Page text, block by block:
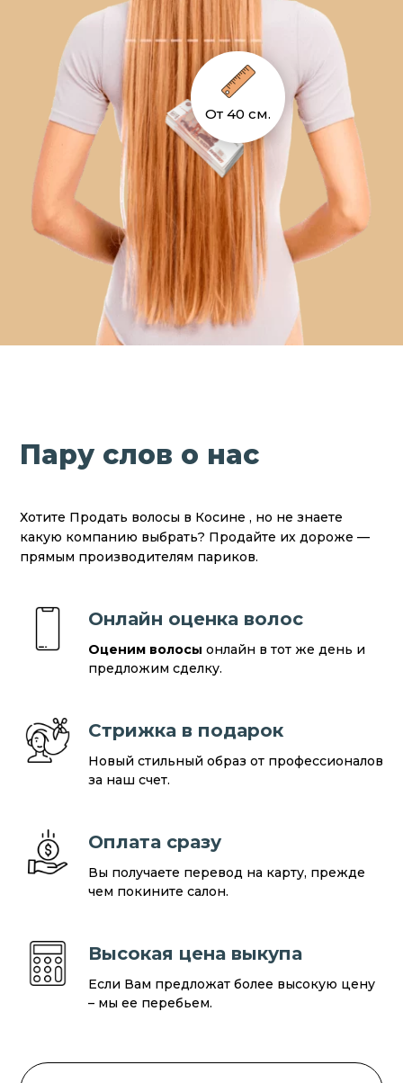
От 40 см.
Пару слов о нас
Хотите Продать волосы в Косине , но не знаете
какую компанию выбрать? Продайте их дороже —
прямым производителям париков.
Онлайн оценка волос
Оценим волосы онлайн в тот же день и
предложим сделку.
Стрижка в подарок
Новый стильный образ от профессионалов
за наш счет.
Оплата сразу
Вы получаете перевод на карту, прежде
чем покините салон.
Высокая цена выкупа
Если Вам предложат более высокую цену
– мы ее перебьем.